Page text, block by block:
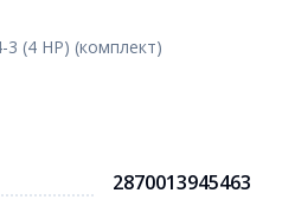
3 (4 НР) (комплект)
2870013945463